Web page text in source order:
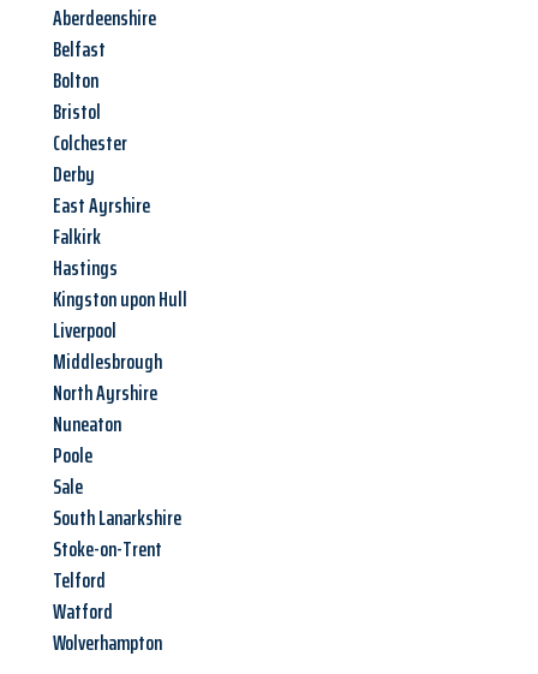
Aberdeenshire
Belfast
Bolton
Bristol
Colchester
Derby
East Ayrshire
Falkirk
Hastings
Kingston upon Hull
Liverpool
Middlesbrough
North Ayrshire
Nuneaton
Poole
Sale
South Lanarkshire
Stoke-on-Trent
Telford
Watford
Wolverhampton